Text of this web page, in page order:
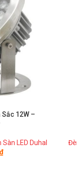
12W –
LED Duhal
₫